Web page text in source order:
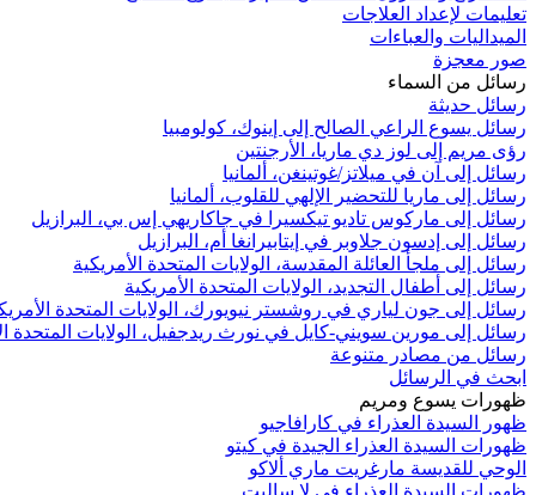
تعليمات لإعداد العلاجات
الميداليات والعباءات
صور معجزة
رسائل من السماء
رسائل حديثة
رسائل يسوع الراعي الصالح إلى إينوك، كولومبيا
رؤى مريم إلى لوز دي ماريا، الأرجنتين
رسائل إلى آن في ميلاتز/غوتينغن، ألمانيا
رسائل إلى ماريا للتحضير الإلهي للقلوب، ألمانيا
رسائل إلى ماركوس تاديو تيكسيرا في جاكاريهي إس بي، البرازيل
رسائل إلى إدسون جلاوبر في إيتابيرانغا أم، البرازيل
رسائل إلى ملجأ العائلة المقدسة، الولايات المتحدة الأمريكية
رسائل إلى أطفال التجديد، الولايات المتحدة الأمريكية
رسائل إلى جون لياري في روشستر نيويورك، الولايات المتحدة
رسائل إلى مورين سويني-كايل في نورث ريدجفيل، الولايات المتحدة
رسائل من مصادر متنوعة
ابحث في الرسائل
ظهورات يسوع ومريم
ظهور السيدة العذراء في كارافاجيو
ظهورات السيدة العذراء الجيدة في كيتو
الوحي للقديسة مارغريت ماري ألاكو
ظهورات السيدة العذراء في لا ساليت